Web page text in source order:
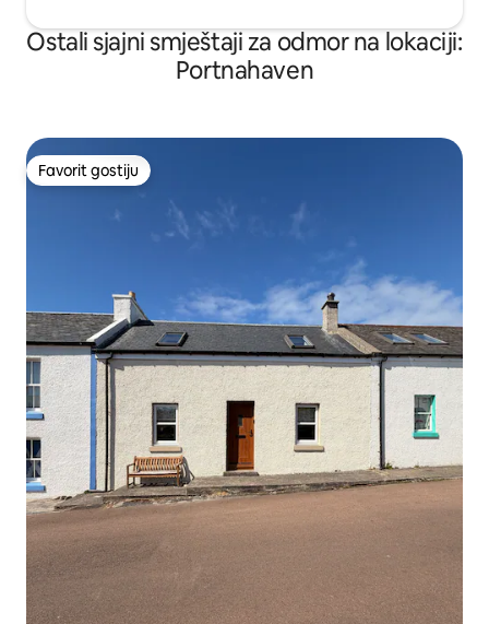
Ostali sjajni smještaji za odmor na lokaciji:
Portnahaven
Favorit gostiju
Favorit gostiju